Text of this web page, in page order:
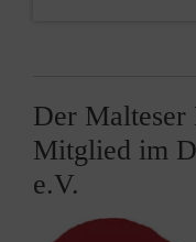
Der
Mitglied im
e.V.